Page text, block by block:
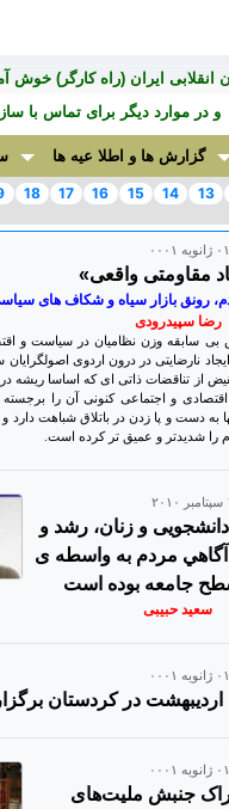
انقلابی ايران (راه کارگر) خوش
و در موارد ديگر برای تماس با
گزارش ها و اطلا عیه ها
13
14
15
16
17
18
مقاومتی واقعی»
رونق بازار سیاه و شکاف های
رضا سپیدرودی
بی سابقه وزن نظامیان در سیاست و
نارضایتی در درون اردوی اصولگرایان
از تناقضات ذاتی ای که اساسا ریشه
و اجتماعی کنونی آن را برجسته
به دست و پا زدن در باتلاق شباهت دارد و
را شدیدتر و عمیق تر کرده است.
و زنان، رشد و
مردم به واسطه ی
جامعه بوده است
سعید حبیبی
جنبش ملیت‌های